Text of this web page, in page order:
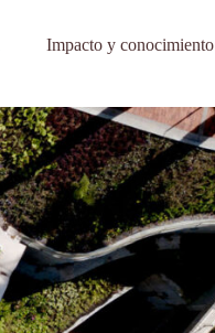
Impacto y conocimiento